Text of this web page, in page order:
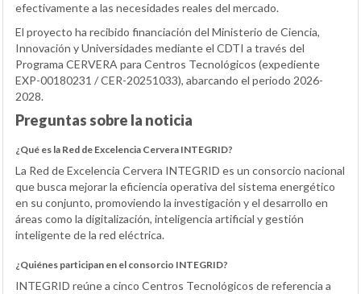
efectivamente a las necesidades reales del mercado.
El proyecto ha recibido financiación del Ministerio de Ciencia,
Innovación y Universidades mediante el CDTI a través del
Programa CERVERA para Centros Tecnológicos (expediente
EXP-00180231 / CER-20251033), abarcando el periodo 2026-
2028.
Preguntas sobre la noticia
¿Qué es la Red de Excelencia Cervera INTEGRID?
La Red de Excelencia Cervera INTEGRID es un consorcio nacional
que busca mejorar la eficiencia operativa del sistema energético
en su conjunto, promoviendo la investigación y el desarrollo en
áreas como la digitalización, inteligencia artificial y gestión
inteligente de la red eléctrica.
¿Quiénes participan en el consorcio INTEGRID?
INTEGRID reúne a cinco Centros Tecnológicos de referencia a